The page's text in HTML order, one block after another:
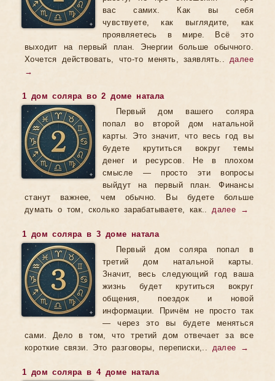
вас самих. Как вы себя
чувствуете, как выглядите, как
проявляетесь в мире. Всё это
выходит на первый план. Энергии больше обычного.
Хочется действовать, что-то менять, заявлять.. далее
→
1 дом соляра во 2 доме натала
Первый дом вашего соляра
попал во второй дом натальной
карты. Это значит, что весь год вы
будете крутиться вокруг темы
денег и ресурсов. Не в плохом
смысле — просто эти вопросы
выйдут на первый план. Финансы
станут важнее, чем обычно. Вы будете больше
думать о том, сколько зарабатываете, как..далее →
1 дом соляра в 3 доме натала
Первый дом соляра попал в
третий дом натальной карты.
Значит, весь следующий год ваша
жизнь будет крутиться вокруг
общения, поездок и новой
информации. Причём не просто так
— через это вы будете меняться
сами. Дело в том, что третий дом отвечает за все
короткие связи. Это разговоры, переписки,.. далее →
1 дом соляра в 4 доме натала